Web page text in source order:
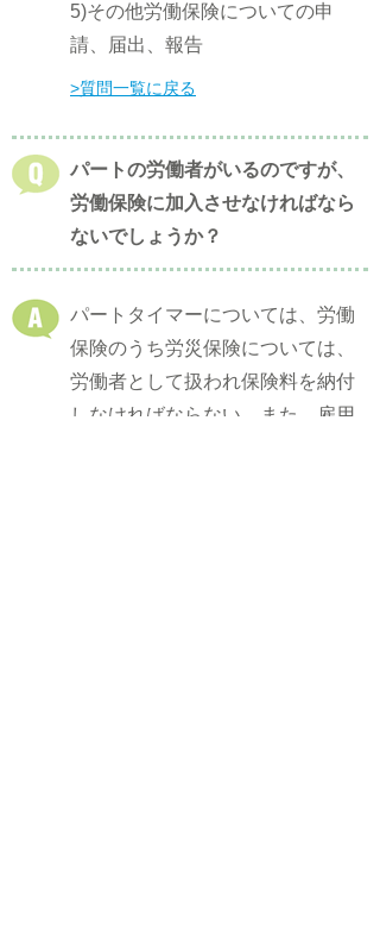
5)その他労働保険についての申
請、届出、報告
​>質問一覧に戻る
パートの労働者がいるのですが、
労働保険に加入させなければなら
ないでしょうか？
パートタイマーについては、労働
保険のうち労災保険については、
労働者として扱われ保険料を納付
しなければならない。また、雇用